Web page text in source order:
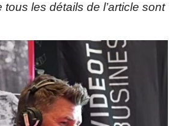
les détails de l’article sont